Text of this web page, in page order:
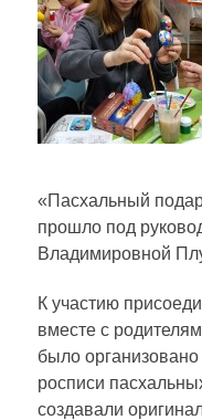
«Пасхальный
прошло под
Владимировной
К участию
вместе с
было организовано
росписи
создавали